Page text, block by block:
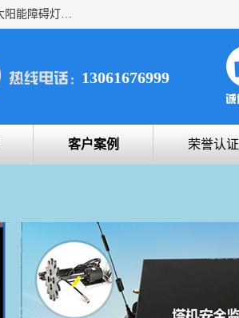
上海宇叶电子科技有限公司是吊钩视频监控、升降机监控、卸料平台监控、塔吊防碰撞、黑匣子防碰撞、风速仪，太阳能障碍灯安全提示灯等一系列升降机的常用配件产品专业研发生产加工的公司，拥有完整、科学的质量管理体系。
13061676999
客户案例 荣誉认证